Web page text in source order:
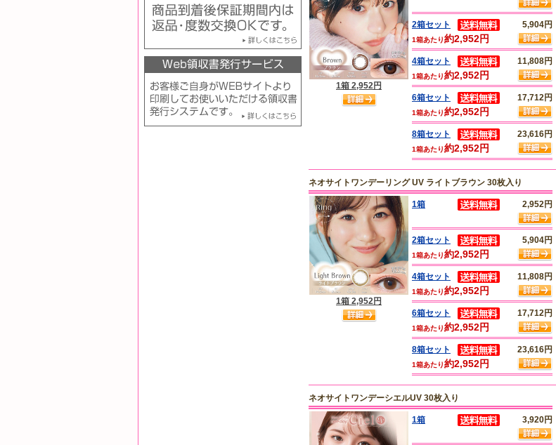
1箱 2,952円
2箱セット 5,904円
1箱あたり約2,952円
4箱セット 11,808円
1箱あたり約2,952円
6箱セット 17,712円
1箱あたり約2,952円
8箱セット 23,616円
1箱あたり約2,952円
ネオサイトワンデーリング UV ライトブラウン 30枚入り
1箱 2,952円
1箱 2,952円
2箱セット 5,904円
1箱あたり約2,952円
4箱セット 11,808円
1箱あたり約2,952円
6箱セット 17,712円
1箱あたり約2,952円
8箱セット 23,616円
1箱あたり約2,952円
ネオサイトワンデーシエルUV 30枚入り
1箱 3,920円